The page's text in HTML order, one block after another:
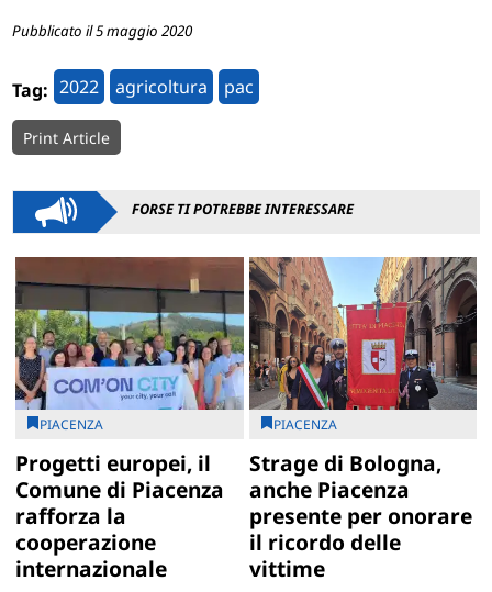
Pubblicato il 5 maggio 2020
Tag: 2022 agricoltura pac
Print Article
FORSE TI POTREBBE INTERESSARE
PIACENZA
Progetti europei, il
Comune di Piacenza
rafforza la
cooperazione
internazionale
PIACENZA
Strage di Bologna,
anche Piacenza
presente per onorare
il ricordo delle
vittime